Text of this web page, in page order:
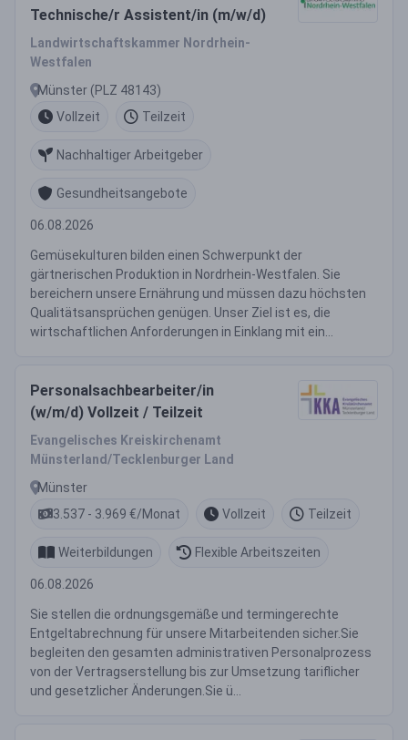
Technische/r Assistent/in (m/w/d)
Landwirtschaftskammer Nordrhein-
Westfalen
Münster (PLZ 48143)
Vollzeit
Teilzeit
Nachhaltiger Arbeitgeber
Gesundheitsangebote
06.08.2026
Gemüsekulturen bilden einen Schwerpunkt der
gärtnerischen Produktion in Nordrhein-Westfalen. Sie
bereichern unsere Ernährung und müssen dazu höchsten
Qualitätsansprüchen genügen. Unser Ziel ist es, die
wirtschaftlichen Anforderungen in Einklang mit ein...
Personalsachbearbeiter/in
(w/m/d) Vollzeit / Teilzeit
Evangelisches Kreiskirchenamt
Münsterland/Tecklenburger Land
Münster
3.537 - 3.969 €/Monat
Vollzeit Teilzeit
Weiterbildungen Flexible Arbeitszeiten
06.08.2026
Sie stellen die ordnungsgemäße und termingerechte
Entgeltabrechnung für unsere Mitarbeitenden sicher.Sie
begleiten den gesamten administrativen Personalprozess
von der Vertragserstellung bis zur Umsetzung tariflicher
und gesetzlicher Änderungen.Sie ü...